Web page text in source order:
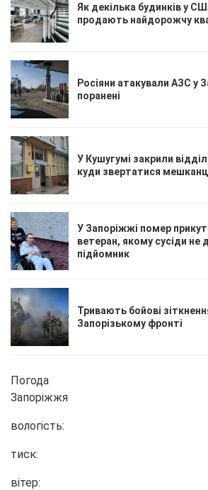
Як декілька будинків у
продають найдорожчу
Росіяни атакували АЗС у
поранені
У Кушугумі закрили
куди звертатися
У Запоріжжі помер
ветеран, якому сусіди не
підйомник
Тривають бойові
Запорізькому фронті
Погода
Запоріжжя
вологість:
тиск:
вітер: